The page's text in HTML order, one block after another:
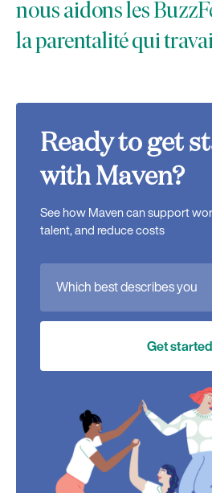
nous aidons les
la parentalité qui
Ready to get
with Maven?
See how Maven can support
talent, and reduce costs
Which best describes you
Get started